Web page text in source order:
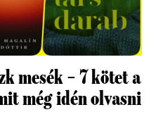
mesék – 7 kötet a
még idén olvasni